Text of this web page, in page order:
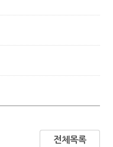
전체목록